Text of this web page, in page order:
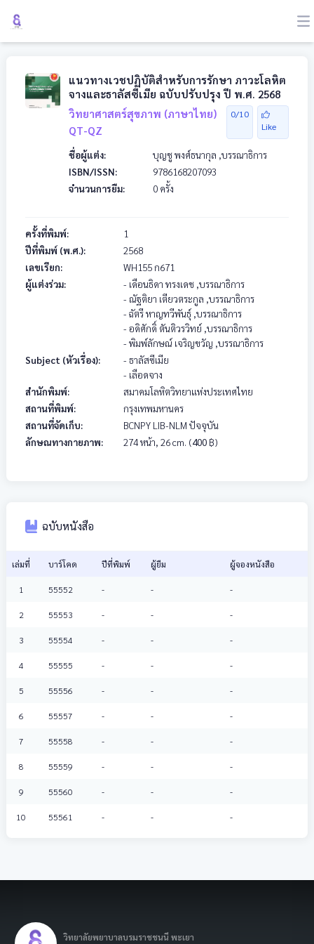
แนวทางเวชปฏิบัติสำหรับการรักษา ภาวะโลหิต
จางและธาลัสซีเมีย ฉบับปรับปรุง ปี พ.ศ. 2568
วิทยาศาสตร์สุขภาพ (ภาษาไทย)
QT-QZ
0/10
Like
ชื่อผู้แต่ง: บุญชู พงศ์ธนากุล ,บรรณาธิการ
ISBN/ISSN:
9786168207093
จำนวนการยืม:
0 ครั้ง
ครั้งที่พิมพ์:
1
ปีที่พิมพ์ (พ.ศ.):
2568
เลขเรียก:
WH155ก671
ผู้แต่งร่วม:
- เดือนธิดา ทรงเดช ,บรรณาธิการ
- ณัฐติยา เตียวตระกูล ,บรรณาธิการ
- ฉัตรี หาญทวีพันธุ์ ,บรรณาธิการ
- อดิศักดิ์ ตันติวรวิทย์ ,บรรณาธิการ
- พิมพ์ลักษณ์ เจริญขวัญ ,บรรณาธิการ
Subject (หัวเรื่อง):
- ธาลัสซีเมีย
- เลือดจาง
สำนักพิมพ์:
สมาคมโลหิตวิทยาแห่งประเทศไทย
สถานที่พิมพ์:
กรุงเทพมหานคร
สถานที่จัดเก็บ:
BCNPY LIB-NLM ปัจจุบัน
ลักษณทางกายภาพ:
274 หน้า, 26 cm. (400 ฿)
ฉบับหนังสือ
เล่มที่ บาร์โคด ปีที่พิมพ์ ผู้ยืม ผู้จองหนังสือ
1 55552 - - -
2 55553 - - -
3 55554 - - -
4 55555 - - -
5 55556 - - -
6 55557 - - -
7 55558 - - -
8 55559 - - -
9 55560 - - -
10 55561 - - -
วิทยาลัยพยาบาลบรมราชชนนี พะเยา